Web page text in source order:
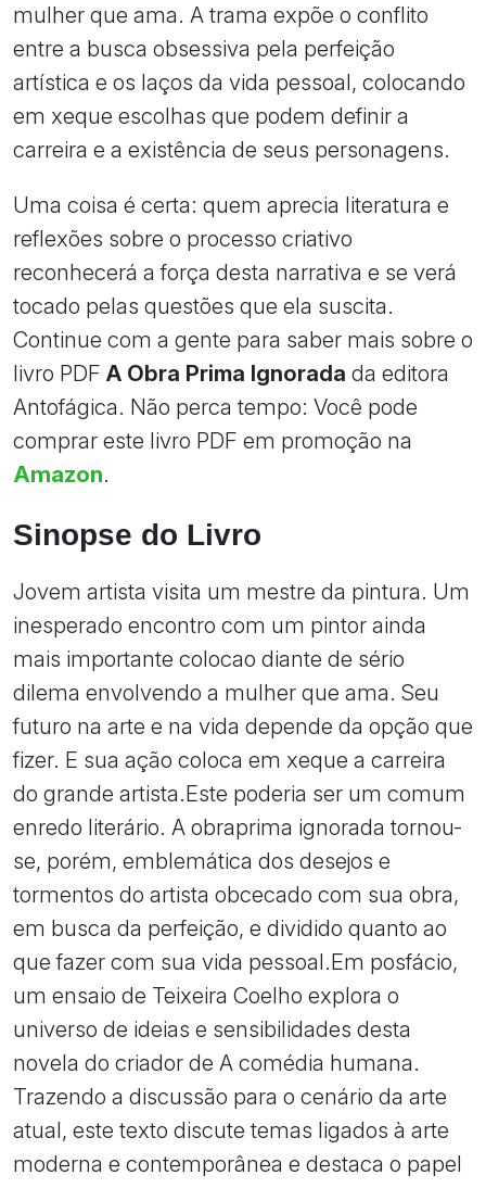
mulher que ama. A trama expõe o conflito
entre a busca obsessiva pela perfeição
artística e os laços da vida pessoal, colocando
em xeque escolhas que podem definir a
carreira e a existência de seus personagens.
Uma coisa é certa: quem aprecia literatura e
reflexões sobre o processo criativo
reconhecerá a força desta narrativa e se verá
tocado pelas questões que ela suscita.
Continue com a gente para saber mais sobre o
livro PDF A Obra Prima Ignorada da editora
Antofágica. Não perca tempo: Você pode
comprar este livro PDF em promoção na
Amazon.
Sinopse do Livro
Jovem artista visita um mestre da pintura. Um
inesperado encontro com um pintor ainda
mais importante colocao diante de sério
dilema envolvendo a mulher que ama. Seu
futuro na arte e na vida depende da opção que
fizer. E sua ação coloca em xeque a carreira
do grande artista.Este poderia ser um comum
enredo literário. A obraprima ignorada tornou-
se, porém, emblemática dos desejos e
tormentos do artista obcecado com sua obra,
em busca da perfeição, e dividido quanto ao
que fazer com sua vida pessoal.Em posfácio,
um ensaio de Teixeira Coelho explora o
universo de ideias e sensibilidades desta
novela do criador de A comédia humana.
Trazendo a discussão para o cenário da arte
atual, este texto discute temas ligados à arte
moderna e contemporânea e destaca o papel